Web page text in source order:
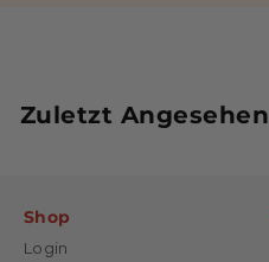
Zuletzt Angesehen
Shop
Login